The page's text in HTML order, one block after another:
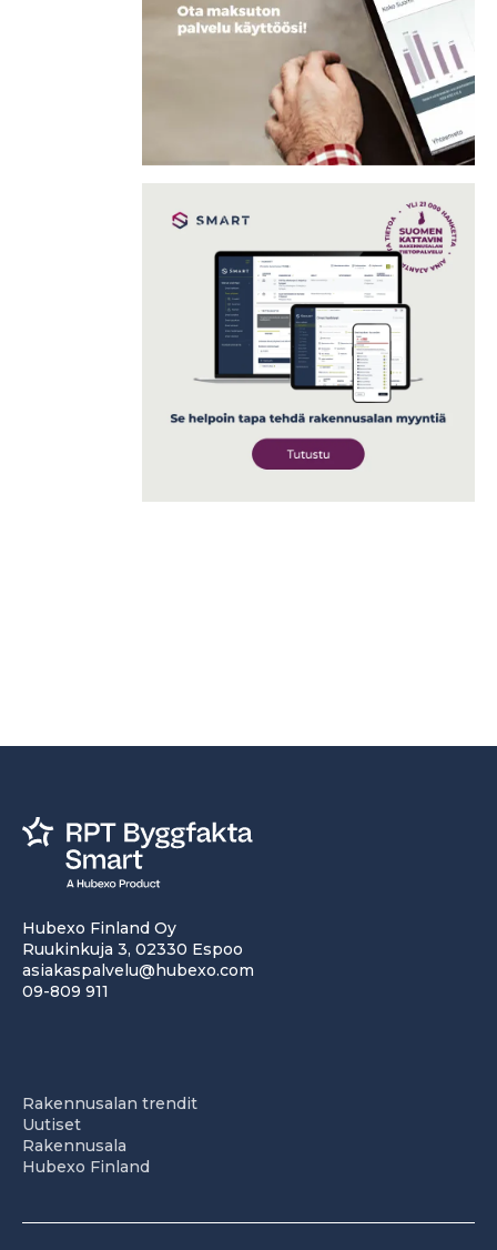
Hubexo Finland Oy
Ruukinkuja 3, 02330 Espoo
asiakaspalvelu@hubexo.com
09-809 911
Rakennusalan trendit
Uutiset
Rakennusala
Hubexo Finland